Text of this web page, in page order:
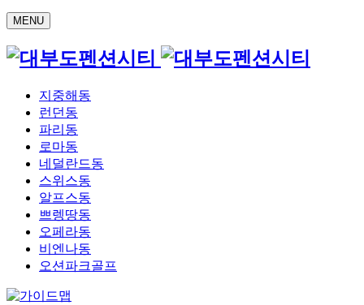
MENU
지중해동
런던동
파리동
로마동
네덜란드동
스위스동
알프스동
쁘렝땅동
오페라동
비엔나동
오션파크골프